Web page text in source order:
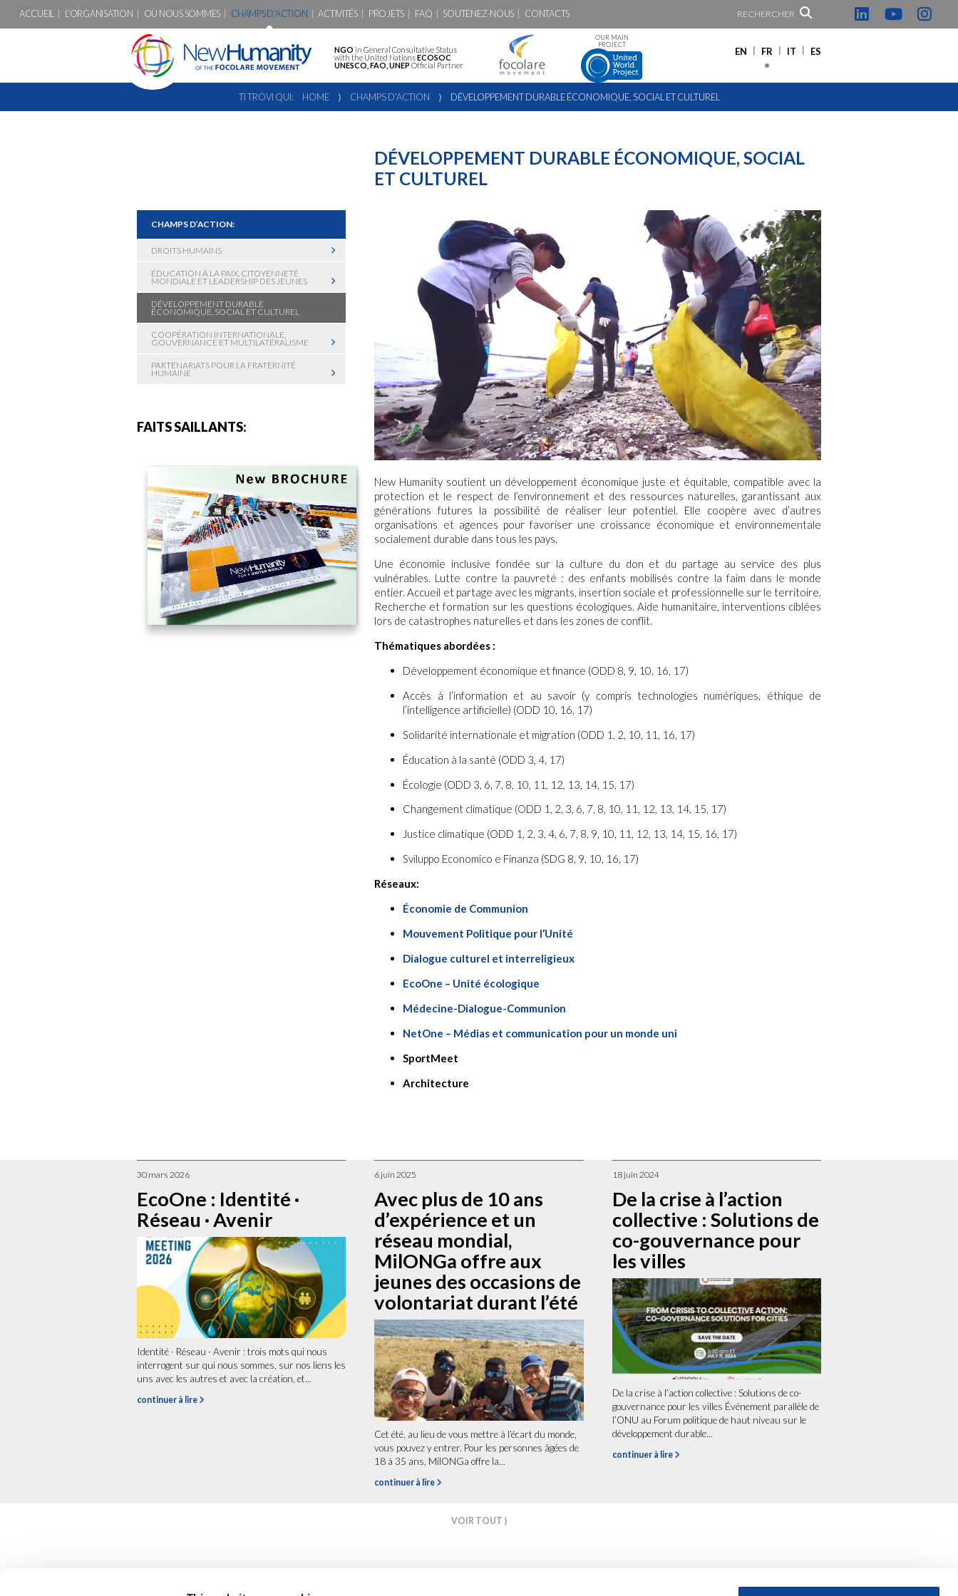
ACCUEIL L’ORGANISATION OÙ NOUS SOMMES CHAMPS D’ACTION ACTIVITÉS PROJETS FAQ SOUTENEZ-NOUS CONTACTS RECHERCHER
NGO in General Consultative Status
with the United NationsECOSOC
UNESCO, FAO, UNEP Official Partner
OUR MAIN
PROJECT
EN FR IT ES
TI TROVI QUI: HOME ⟩ CHAMPS D’ACTION ⟩ DÉVELOPPEMENT DURABLE ÉCONOMIQUE, SOCIAL ET CULTUREL
DÉVELOPPEMENT DURABLE ÉCONOMIQUE, SOCIAL
ET CULTUREL
CHAMPS D’ACTION:
DROITS HUMAINS
ÉDUCATION À LA PAIX, CITOYENNETÉ
MONDIALE ET LEADERSHIP DES JEUNES
DÉVELOPPEMENT DURABLE
ÉCONOMIQUE, SOCIAL ET CULTUREL
COOPÉRATION INTERNATIONALE,
GOUVERNANCE ET MULTILATÉRALISME
PARTENARIATS POUR LA FRATERNITÉ
HUMAINE
FAITS SAILLANTS:
New Humanity soutient un développement économique juste et équitable, compatible avec la
protection et le respect de l’environnement et des ressources naturelles, garantissant aux
générations futures la possibilité de réaliser leur potentiel. Elle coopère avec d’autres
organisations et agences pour favoriser une croissance économique et environnementale
socialement durable dans tous les pays.
Une économie inclusive fondée sur la culture du don et du partage au service des plus
vulnérables. Lutte contre la pauvreté : des enfants mobilisés contre la faim dans le monde
entier. Accueil et partage avec les migrants, insertion sociale et professionnelle sur le territoire.
Recherche et formation sur les questions écologiques. Aide humanitaire, interventions ciblées
lors de catastrophes naturelles et dans les zones de conflit.
Thématiques abordées :
Développement économique et finance (ODD 8, 9, 10, 16, 17)
Accès à l’information et au savoir (y compris technologies numériques, éthique de
l’intelligence artificielle) (ODD 10, 16, 17)
Solidarité internationale et migration (ODD 1, 2, 10, 11, 16, 17)
Éducation à la santé (ODD 3, 4, 17)
Écologie (ODD 3, 6, 7, 8, 10, 11, 12, 13, 14, 15, 17)
Changement climatique (ODD 1, 2, 3, 6, 7, 8, 10, 11, 12, 13, 14, 15, 17)
Justice climatique (ODD 1, 2, 3, 4, 6, 7, 8, 9, 10, 11, 12, 13, 14, 15, 16, 17)
Sviluppo Economico e Finanza (SDG 8, 9, 10, 16, 17)
Réseaux:
Économie de Communion
Mouvement Politique pour l’Unité
Dialogue culturel et interreligieux
EcoOne – Unité écologique
Médecine-Dialogue-Communion
NetOne – Médias et communication pour un monde uni
SportMeet
Architecture
30 mars 2026
EcoOne : Identité ·
Réseau · Avenir
Identité · Réseau · Avenir : trois mots qui nous
interrogent sur qui nous sommes, sur nos liens les
uns avec les autres et avec la création, et...
continuer à lire
6 juin 2025
Avec plus de 10 ans
d’expérience et un
réseau mondial,
MilONGa offre aux
jeunes des occasions de
volontariat durant l’été
Cet été, au lieu de vous mettre à l’écart du monde,
vous pouvez y entrer. Pour les personnes âgées de
18 à 35 ans, MilONGa offre la...
continuer à lire
18 juin 2024
De la crise à l’action
collective : Solutions de
co-gouvernance pour
les villes
De la crise à l’action collective : Solutions de co-
gouvernance pour les villes Événement parallèle de
l’ONU au Forum politique de haut niveau sur le
développement durable...
continuer à lire
VOIR TOUT ⟩